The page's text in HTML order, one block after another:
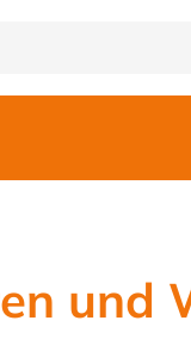
und